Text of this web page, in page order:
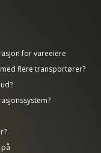
for vareeiere
flere transportører?